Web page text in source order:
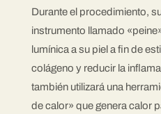
Durante el procedimiento,
instrumento llamado
lumínica a su piel a fin de
colágeno y reducir la
también utilizará una
de calor» que genera calor